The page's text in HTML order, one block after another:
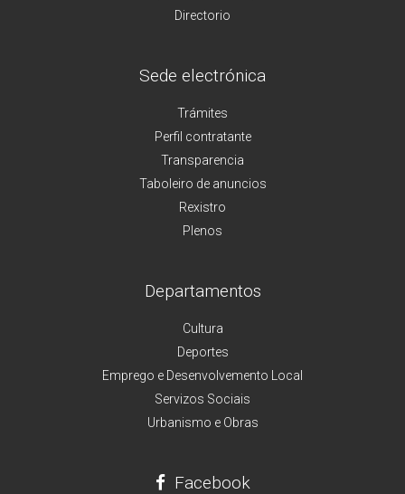
Directorio
Sede electrónica
Trámites
Perfil contratante
Transparencia
Taboleiro de anuncios
Rexistro
Plenos
Departamentos
Cultura
Deportes
Emprego e Desenvolvemento Local
Servizos Sociais
Urbanismo e Obras
Facebook